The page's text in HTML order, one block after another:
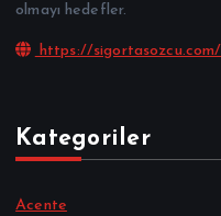
olmayı hedefler.
https://sigortasozcu.com/
Kategoriler
Acente